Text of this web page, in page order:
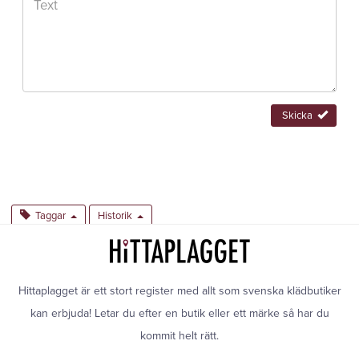
Skicka
Taggar Historik
Hittaplagget är ett stort register med allt som svenska klädbutiker
kan erbjuda! Letar du efter en butik eller ett märke så har du
kommit helt rätt.